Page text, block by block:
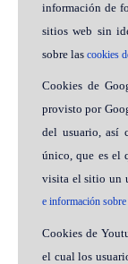
información de
sitios web sin
sobre las cookies
Cookies de
provisto por
del usuario, así
único, que es el
visita el sitio un
e información
Cookies de
el cual los